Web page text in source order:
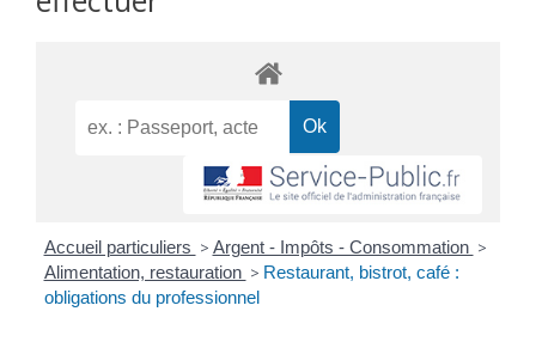
Accueil particuliers > Argent - Impôts - Consommation >
Alimentation, restauration > Restaurant, bistrot, café :
obligations du professionnel